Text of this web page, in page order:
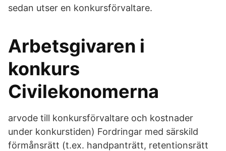
sedan utser en konkursförvaltare.
Arbetsgivaren i
konkurs
Civilekonomerna
arvode till konkursförvaltare och kostnader
under konkurstiden) Fordringar med särskild
förmånsrätt (t.ex. handpanträtt, retentionsrätt